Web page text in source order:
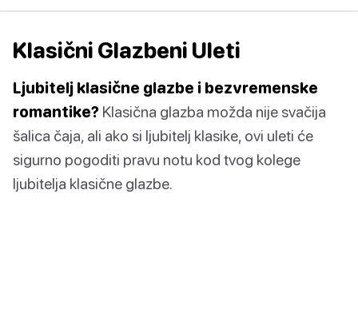
Klasični Glazbeni Uleti
Ljubitelj klasične glazbe i bezvremenske
romantike? Klasična glazba možda nije svačija
šalica čaja, ali ako si ljubitelj klasike, ovi uleti će
sigurno pogoditi pravu notu kod tvog kolege
ljubitelja klasične glazbe.